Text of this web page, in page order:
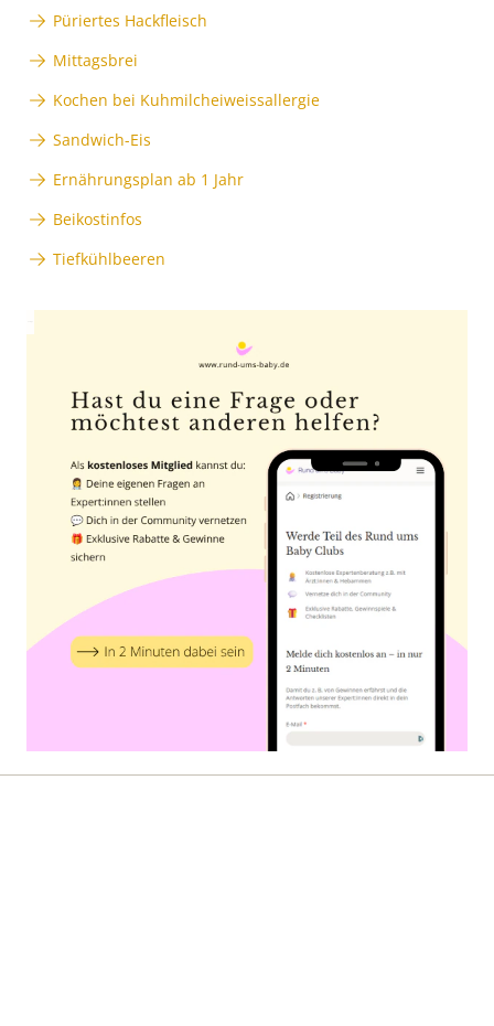
Püriertes Hackfleisch
Mittagsbrei
Kochen bei Kuhmilcheiweissallergie
Sandwich-Eis
Ernährungsplan ab 1 Jahr
Beikostinfos
Tiefkühlbeeren